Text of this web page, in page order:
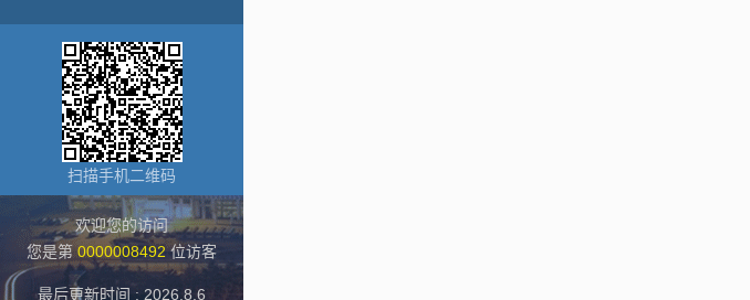
扫描手机二维码
欢迎您的访问
您是第0000008492位访客
最后更新时间 : 2026 8 6